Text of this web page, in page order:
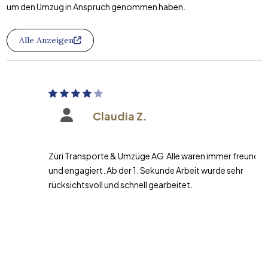
um den Umzug in Anspruch genommen haben.
Alle Anzeigen
Claudia Z.
Züri Transporte & Umzüge AG Alle waren immer freundlich
und engagiert. Ab der 1. Sekunde Arbeit wurde sehr
rücksichtsvoll und schnell gearbeitet.